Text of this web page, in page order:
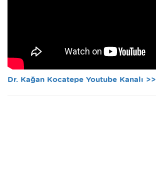
Dr. Kağan Kocatepe Youtube Kanalı >>